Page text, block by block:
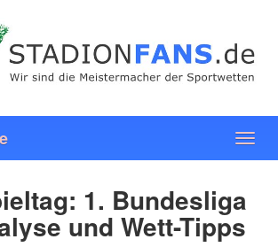
1. Bundesliga
und Wett-Tipps